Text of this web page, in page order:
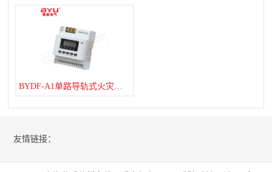
BYDF-A1单路导轨式火灾监控探测器
友情链接：